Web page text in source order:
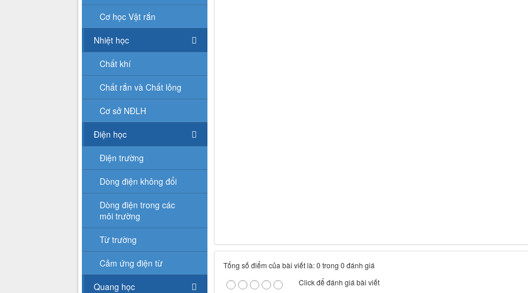
Tổng số điểm của bài viết là: 0 trong 0 đánh giá
Click để đánh giá bài viết
Cơ học Vật rắn
Nhiệt học
Chất khí
Chất rắn và Chất lỏng
Cơ sở NĐLH
Điện học
Điện trường
Dòng điện không đổi
Dòng điện trong các
môi trường
Từ trường
Cảm ứng điện từ
Quang học